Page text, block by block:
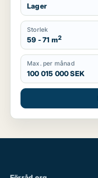
Lager
Storlek
59 - 71 m2
Max. per månad
100 015 000 SEK